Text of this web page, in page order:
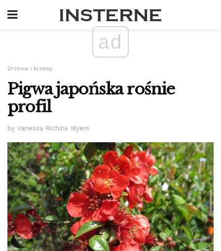
ad
Drzewa i krzewy
Pigwa japońska rośnie
profil
by Vanessa Richins Myers